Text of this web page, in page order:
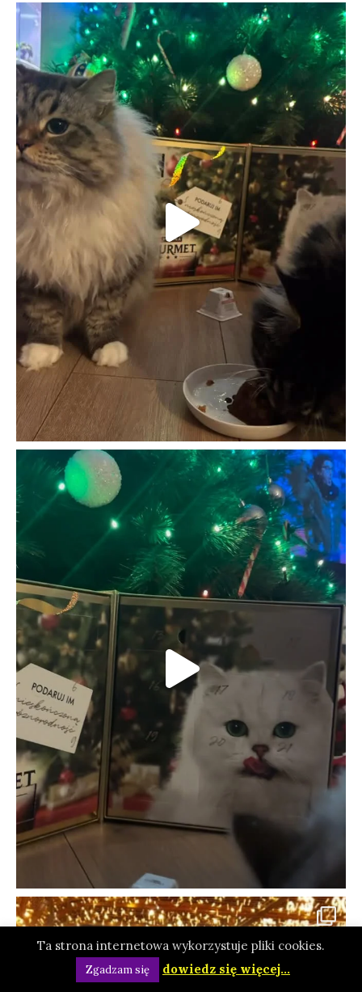
Ta strona internetowa wykorzystuje pliki cookies.
Zgadzam się dowiedz się więcej...